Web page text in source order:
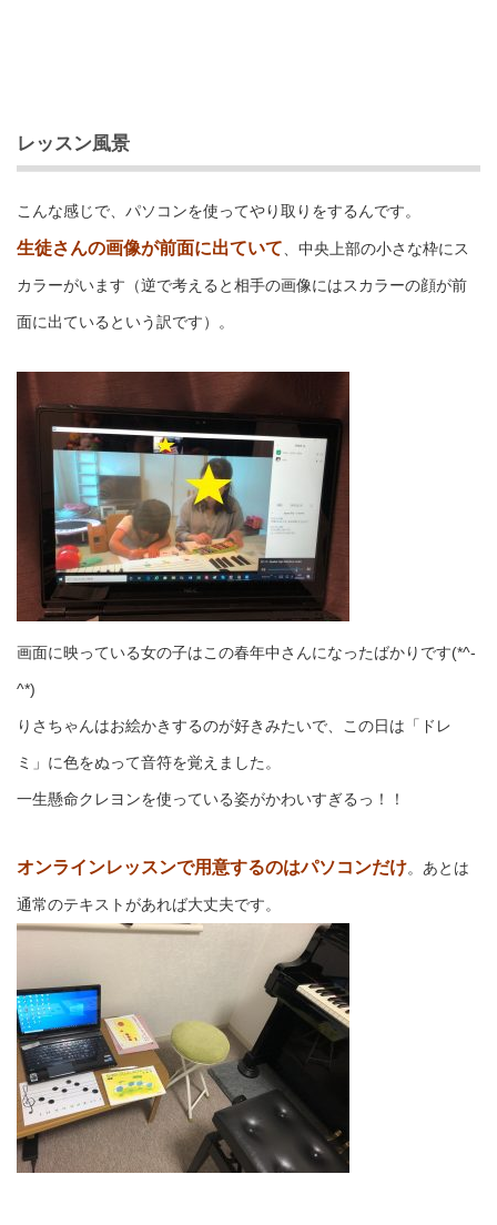
レッスン風景
こんな感じで、パソコンを使ってやり取りをするんです。
生徒さんの画像が前面に出ていて、中央上部の小さな枠にス
カラーがいます（逆で考えると相手の画像にはスカラーの顔が前
面に出ているという訳です）。
画面に映っている女の子はこの春年中さんになったばかりです(*^-
^*)
りさちゃんはお絵かきするのが好きみたいで、この日は「ドレ
ミ」に色をぬって音符を覚えました。
一生懸命クレヨンを使っている姿がかわいすぎるっ！！
オンラインレッスンで用意するのはパソコンだけ。あとは
通常のテキストがあれば大丈夫です。